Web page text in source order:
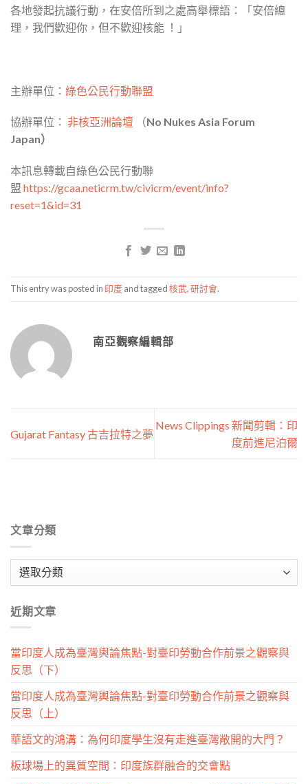
各地發起抗議行動，在安倍所到之處高舉標語：「安倍總
理，我們歡迎你，但不歡迎核能 ！」
主辦單位： 綠色公民行動聯盟
協辦單位： 非核亞洲論壇 （No Nukes Asia Forum
Japan）
本訊息轉載自綠色公民行動聯
盟 https://gcaa.neticrm.tw/civicrm/event/info?
reset=1&id=31
This entry was posted in 印度 and tagged核武,研討會.
南亞觀察編輯部
Gujarat Fantasy 古吉拉特之夢
News Clippings 新聞剪輯：印
度前進尼泊爾
文章分類
類
近期文章
當印度人成為臺灣輿論焦點-對臺印勞動合作前景之觀察與
反思（下）
當印度人成為臺灣輿論焦點-對臺印勞動合作前景之觀察與
反思（上）
華語文的鴻溝：為何印度學生沒有走進臺灣敞開的大門？
板球場上的異質空間：印度族群融合的交會點